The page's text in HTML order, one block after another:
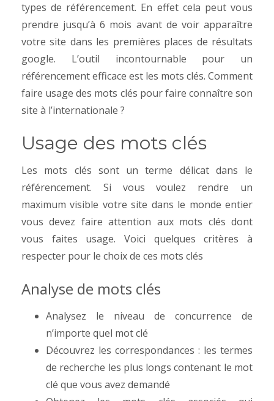
types de référencement. En effet cela peut vous
prendre jusqu’à 6 mois avant de voir apparaître
votre site dans les premières places de résultats
google. L’outil incontournable pour un
référencement efficace est les mots clés. Comment
faire usage des mots clés pour faire connaître son
site à l’internationale ?
Usage des mots clés
Les mots clés sont un terme délicat dans le
référencement. Si vous voulez rendre un
maximum visible votre site dans le monde entier
vous devez faire attention aux mots clés dont
vous faites usage. Voici quelques critères à
respecter pour le choix de ces mots clés
Analyse de mots clés
Analysez le niveau de concurrence de
n’importe quel mot clé
Découvrez les correspondances : les termes
de recherche les plus longs contenant le mot
clé que vous avez demandé